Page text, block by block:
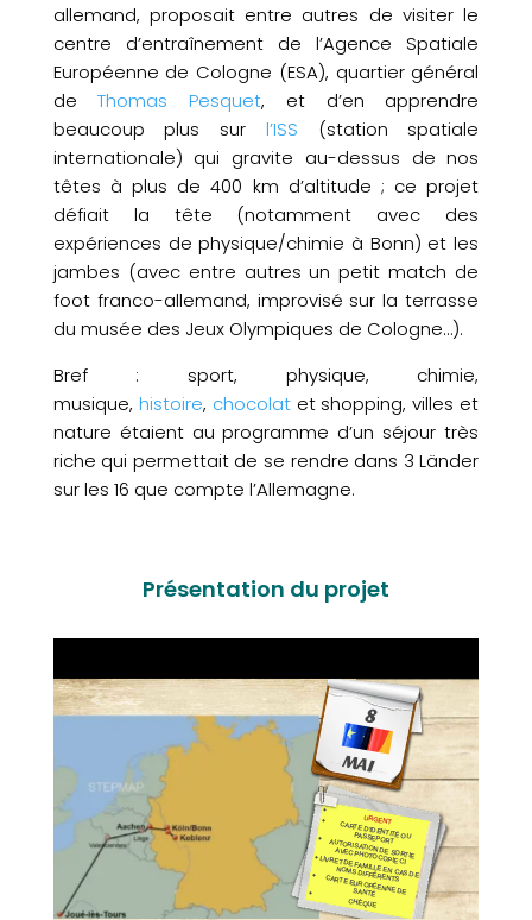
allemand, proposait entre autres de visiter le
centre d’entraînement de l’Agence Spatiale
Européenne de Cologne (ESA), quartier général
deThomas Pesquet, et d’en apprendre
beaucoup plus sur l’ISS (station spatiale
internationale) qui gravite au-dessus de nos
têtes à plus de 400 km d’altitude ; ce projet
défiait la tête (notamment avec des
expériences de physique/chimie à Bonn) et les
jambes (avec entre autres un petit match de
foot franco-allemand, improvisé sur la terrasse
du musée des Jeux Olympiques de Cologne…).
Bref : sport, physique, chimie,
musique, histoire, chocolatet shopping, villes et
nature étaient au programme d’un séjour très
riche qui permettait de se rendre dans 3 Länder
sur les 16 que compte l’Allemagne.
Présentation du projet